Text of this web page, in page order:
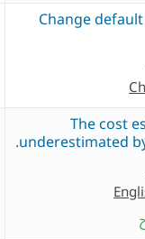
Change
The cost
underestimated